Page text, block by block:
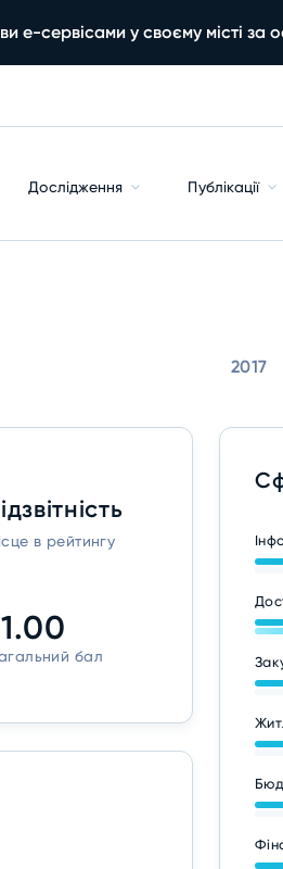
е-сервісами у своєму місті за
Дослідження Публікації
2017
в рейтингу
бал